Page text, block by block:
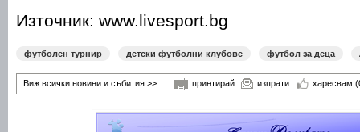
Източник: www.livesport.bg
футболен турнир детски футболни клубове футбол за деца
Виж всички новини и събития >> принтирай изпрати харесвам